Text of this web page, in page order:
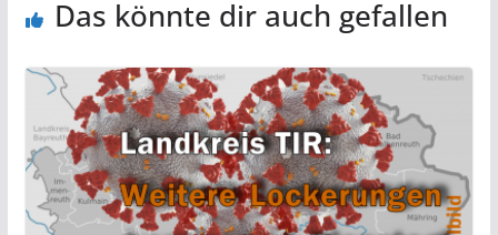
Das könnte dir auch gefallen